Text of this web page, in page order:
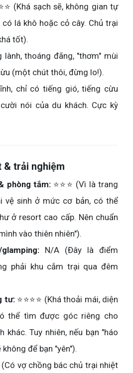
(Khá sạch sẽ, không gian tự
có lá khô hoặc cỏ cây. Chủ trại
tốt).
lành, thoáng đãng, "thơm" mùi
(một chút thôi, đừng lo!).
chỉ có tiếng gió, tiếng cừu
nói của du khách. Cực kỳ
& trải nghiệm
phòng tắm:⭐⭐⭐ (Vì là trang
vệ sinh ở mức cơ bản, có thể
ở resort cao cấp. Nên chuẩn
vào thiên nhiên").
N/A (Đây là điểm
phải khu cắm trại qua đêm
tư:⭐⭐⭐⭐ (Khá thoải mái, diện
thể tìm được góc riêng cho
khác. Tuy nhiên, nếu bạn "háo
để bạn "yên").
(Có vợ chồng bác chủ trại nhiệt